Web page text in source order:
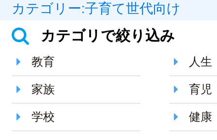
カテゴリー:子育て世代向け
カテゴリで絞り込み
教育 人生
家族 育児
学校 健康